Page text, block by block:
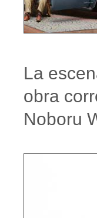
La
obra
Noboru